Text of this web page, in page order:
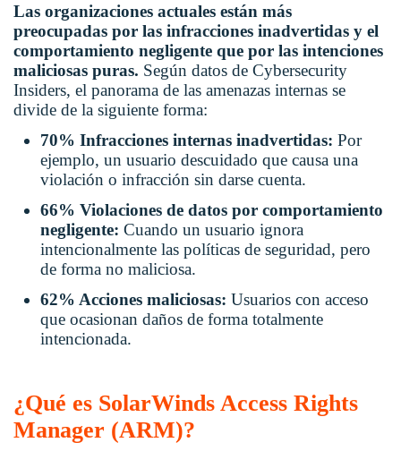
Las organizaciones actuales están más
preocupadas por las infracciones inadvertidas y el
comportamiento negligente que por las intenciones
maliciosas puras. Según datos de Cybersecurity
Insiders, el panorama de las amenazas internas se
divide de la siguiente forma:
70% Infracciones internas inadvertidas: Por
ejemplo, un usuario descuidado que causa una
violación o infracción sin darse cuenta.
66% Violaciones de datos por comportamiento
negligente: Cuando un usuario ignora
intencionalmente las políticas de seguridad, pero
de forma no maliciosa.
62% Acciones maliciosas: Usuarios con acceso
que ocasionan daños de forma totalmente
intencionada.
¿Qué es SolarWinds Access Rights
Manager (ARM)?